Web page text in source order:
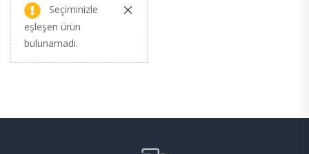
Seçiminizle
eşleşen ürün
bulunamadı.